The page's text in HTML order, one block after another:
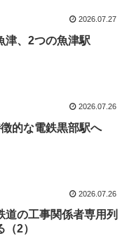
2026.07.27
津、2つの魚津駅
2026.07.26
的な電鉄黒部駅へ
2026.07.26
道の工事関係者専用列
2）